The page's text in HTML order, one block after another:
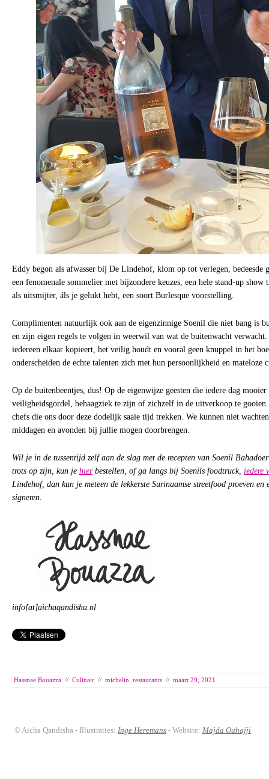
Eddy begon als afwasser bij De Lindehof, klom op tot verlegen, bedeesde
een fenomenale sommelier met bijzondere keuzes, een hele stand-up
als uitsmijter, áls je gelukt hebt, een soort Burlesque voorstelling.
Complimenten natuurlijk ook aan de eigenzinnige Soenil die niet bang is
en zijn eigen regels te volgen in weerwil van wat de buitenwacht
iedereen elkaar kopieert, het veilig houdt en vooral geen knuppel in het
onderscheiden de echte talenten zich met hun persoonlijkheid en mateloze
Op de buitenbeentjes, dus! Op de eigenwijze geesten die iedere dag
veiligheidsgordel, behaagziek te zijn of zichzelf in de uitverkoop te gooien.
chefs die ons door deze dodelijk saaie tijd trekken. We kunnen niet
middagen en avonden bij jullie mogen doorbrengen.
Wil je in de tussentijd zelf aan de slag met de recepten van Soenil
trots op zijn, kun je hierbestellen, of ga langs bij Soenils foodtruck, iedere
Lindehof, dan kun je meteen de lekkerste Surinaamse streetfood proeven en
signeren.
info[at]aichaqandisha.nl
Hassnae Bouazza // Culinair // michelin restaurants // maart 29, 2021
© Aicha Qandisha - Illustraties: Inge Heremans - Website: Majda Ouhajji